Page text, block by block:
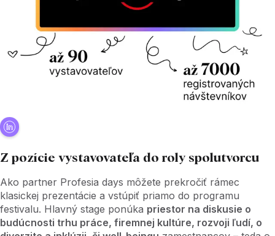
Z pozície vystavovateľa do roly spolutvorcu
Ako partner Profesia days môžete prekročiť rámec
klasickej prezentácie a vstúpiť priamo do programu
festivalu. Hlavný stage ponúka priestor na diskusie o
budúcnosti trhu práce, firemnej kultúre, rozvoji ľudí, o